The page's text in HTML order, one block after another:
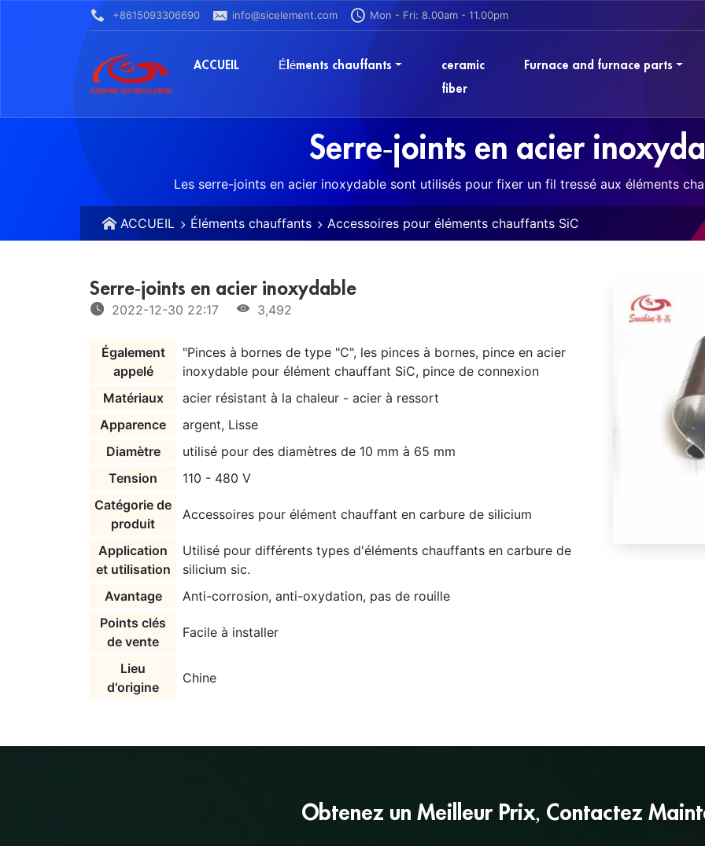
+8615093306690 info@sicelement.com Mon - Fri: 8.00am - 11.00pm
ACCUEIL Éléments chauffants
ceramic
fiber
Furnace and furnace parts
Serre-joints en acier
Les serre-joints en acier inoxydable sont utilisés pour fixer un fil tressé aux éléments
ACCUEIL Éléments chauffants Accessoires pour éléments chauffants SiC
Serre-joints en acier inoxydable
2022-12-30 22:17 3,492
Également
appelé
"Pinces à bornes de type "C", les pinces à bornes, pince en acier
inoxydable pour élément chauffant SiC, pince de connexion
Matériaux
acier résistant à la chaleur - acier à ressort
Apparence
argent, Lisse
Diamètre
utilisé pour des diamètres de 10 mm à 65 mm
Tension
110 - 480 V
Catégorie de
produit
Accessoires pour élément chauffant en carbure de silicium
Application
et utilisation
Utilisé pour différents types d'éléments chauffants en carbure de
silicium sic.
Avantage
Anti-corrosion, anti-oxydation, pas de rouille
Points clés
de vente
Facile à installer
Lieu
d'origine
Chine
Obtenez un Meilleur Prix, Contactez